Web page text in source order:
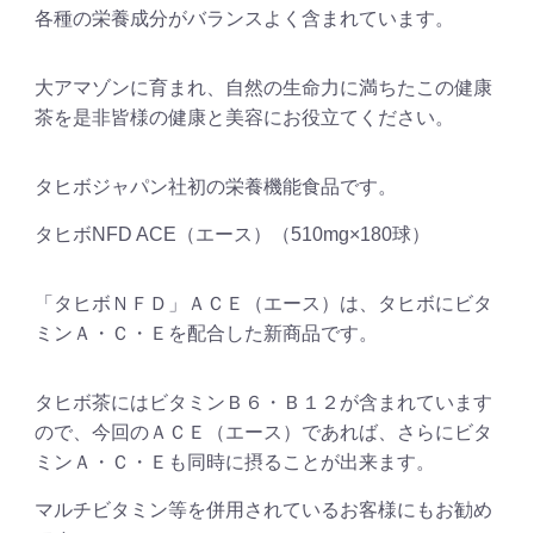
各種の栄養成分がバランスよく含まれています。
大アマゾンに育まれ、自然の生命力に満ちたこの健康
茶を是非皆様の健康と美容にお役立てください。
タヒボジャパン社初の栄養機能食品です。
タヒボNFD ACE（エース）（510mg×180球）
「タヒボＮＦＤ」ＡＣＥ（エース）は、タヒボにビタ
ミンＡ・Ｃ・Ｅを配合した新商品です。
タヒボ茶にはビタミンＢ６・Ｂ１２が含まれています
ので、今回のＡＣＥ（エース）であれば、さらにビタ
ミンＡ・Ｃ・Ｅも同時に摂ることが出来ます。
マルチビタミン等を併用されているお客様にもお勧め